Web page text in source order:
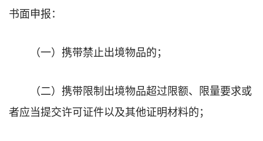
书面申报：
（一）携带禁止出境物品的；
（二）携带限制出境物品超过限额、限量要求或
者应当提交许可证件以及其他证明材料的；